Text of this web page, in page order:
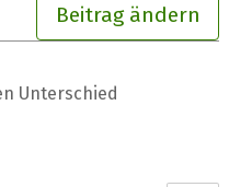
Beitrag ändern
Unterschied